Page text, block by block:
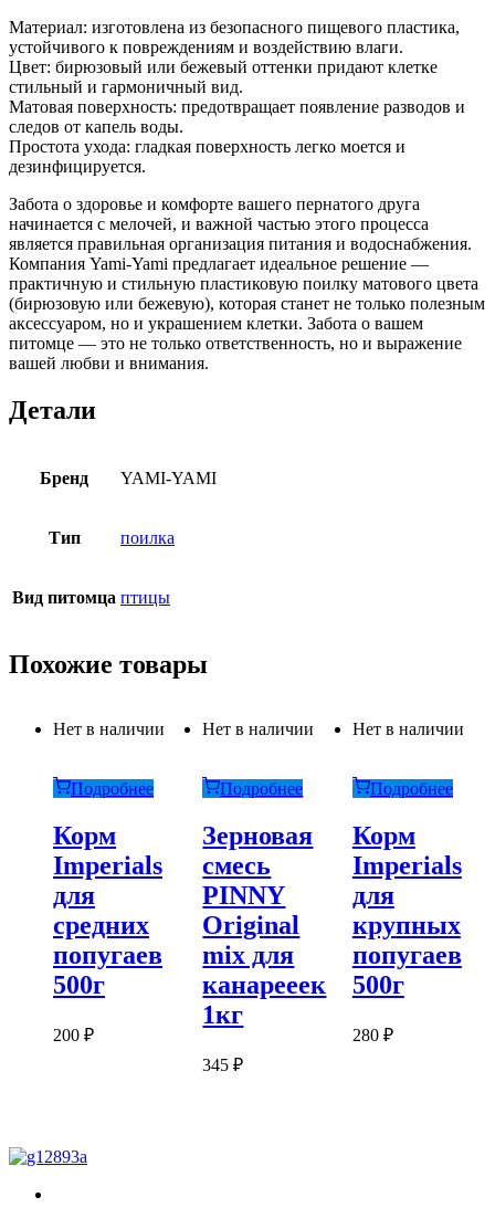
Материал: изготовлена из безопасного пищевого пластика,
устойчивого к повреждениям и воздействию влаги.
Цвет: бирюзовый или бежевый оттенки придают клетке
стильный и гармоничный вид.
Матовая поверхность: предотвращает появление разводов и
следов от капель воды.
Простота ухода: гладкая поверхность легко моется и
дезинфицируется.
Забота о здоровье и комфорте вашего пернатого друга
начинается с мелочей, и важной частью этого процесса
является правильная организация питания и водоснабжения.
Компания Yami-Yami предлагает идеальное решение —
практичную и стильную пластиковую поилку матового цвета
(бирюзовую или бежевую), которая станет не только полезным
аксессуаром, но и украшением клетки. Забота о вашем
питомце — это не только ответственность, но и выражение
вашей любви и внимания.
Детали
Бренд YAMI-YAMI
Тип поилка
Вид питомца птицы
Похожие товары
Нет в наличии
Подробнее
Корм
Imperials
для
средних
попугаев
500г
200 ₽
Нет в наличии
Подробнее
Зерновая
смесь
PINNY
Original
mix для
канарееек
1кг
345₽
Нет в наличии
Подробнее
Корм
Imperials
для
крупных
попугаев
500г
280 ₽